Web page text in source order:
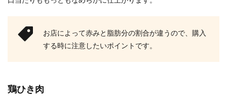
お店によって赤みと脂肪分の割合が違うので、購入
する時に注意したいポイントです。
鶏ひき肉